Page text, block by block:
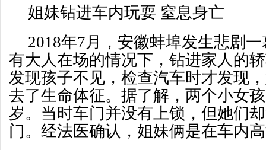
姐妹钻进车内玩耍 窒息身亡
2018年7月，安徽蚌埠发生悲剧
有大人在场的情况下，钻进家人的
发现孩子不见，检查汽车时才发现
去了生命体征。据了解，两个小女
岁。当时车门并没有上锁，但她们
门。经法医确认，姐妹俩是在车内